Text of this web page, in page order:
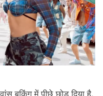
बुकिंग में पीछे छोड़ दिया है.